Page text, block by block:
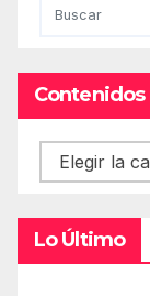
Contenidos
Contenidos
Lo Último